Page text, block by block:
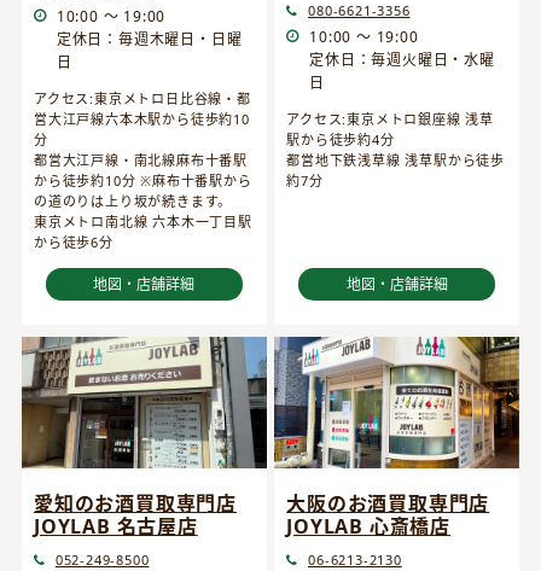
10:00 ～ 19:00
定休日：毎週木曜日・日曜
日
アクセス:東京メトロ日比谷線・都
営大江戸線六本木駅から徒歩約10
分
都営大江戸線・南北線麻布十番駅
から徒歩約10分 ※麻布十番駅から
の道のりは上り坂が続きます。
東京メトロ南北線 六本木一丁目駅
から徒歩6分
地図・店舗詳細
080-6621-3356
10:00 ～ 19:00
定休日：毎週火曜日・水曜
日
アクセス:東京メトロ銀座線 浅草
駅から徒歩約4分
都営地下鉄浅草線 浅草駅から徒歩
約7分
地図・店舗詳細
愛知のお酒買取専門店
JOYLAB 名古屋店
052-249-8500
大阪のお酒買取専門店
JOYLAB 心斎橋店
06-6213-2130